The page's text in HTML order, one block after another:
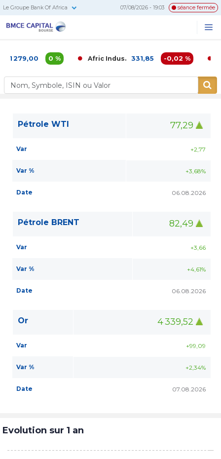
Le Groupe Bank Of Africa 07/08/2026 - 19:03 séance fermée
1 279,00 0 % Afric Indus. 331,85 -0,02 %
Pétrole WTI 77,29
Var +2,77
Var % +3,68%
Date 06.08.2026
Pétrole BRENT 82,49
Var +3,66
Var % +4,61%
Date 06.08.2026
Or 4 339,52
Var +99,09
Var % +2,34%
Date 07.08.2026
Evolution sur 1 an